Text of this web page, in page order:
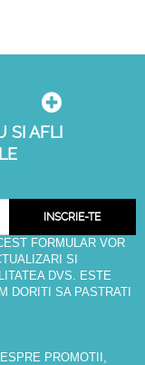
SI AFLI
INSCRIE-TE
FORMULAR VOR
SI
DVS. ESTE
DORITI SA PASTRATI
PROMOTII,